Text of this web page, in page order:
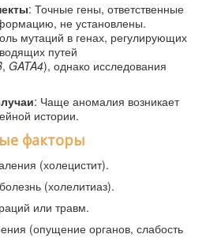
: Точные гены, ответственные
не установлены.
мутаций в генах, регулирующих
путей
, GATA4), однако исследования
: Чаще аномалия возникает
истории.
факторы
(холецистит).
(холелитиаз).
или травм.
(опущение органов, слабость